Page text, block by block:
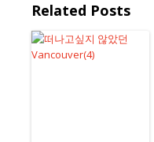
Related Posts